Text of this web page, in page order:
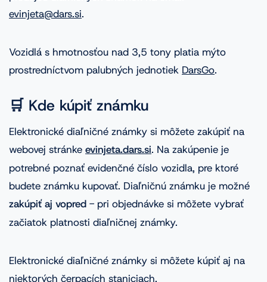
evinjeta@dars.si.
Vozidlá s hmotnosťou nad 3,5 tony platia mýto
prostredníctvom palubných jednotiek DarsGo.
🛒 Kde kúpiť známku
Elektronické diaľničné známky si môžete zakúpiť na
webovej stránke evinjeta.dars.si. Na zakúpenie je
potrebné poznať evidenčné číslo vozidla, pre ktoré
budete známku kupovať. Diaľničnú známku je možné
zakúpiť aj vopred - pri objednávke si môžete vybrať
začiatok platnosti diaľničnej známky.
Elektronické diaľničné známky si môžete kúpiť aj na
niektorých čerpacích staniciach.